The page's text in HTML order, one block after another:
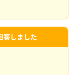
答しました